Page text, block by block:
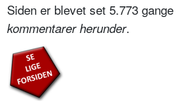
Siden er blevet set 5.773 gange
kommentarer herunder.